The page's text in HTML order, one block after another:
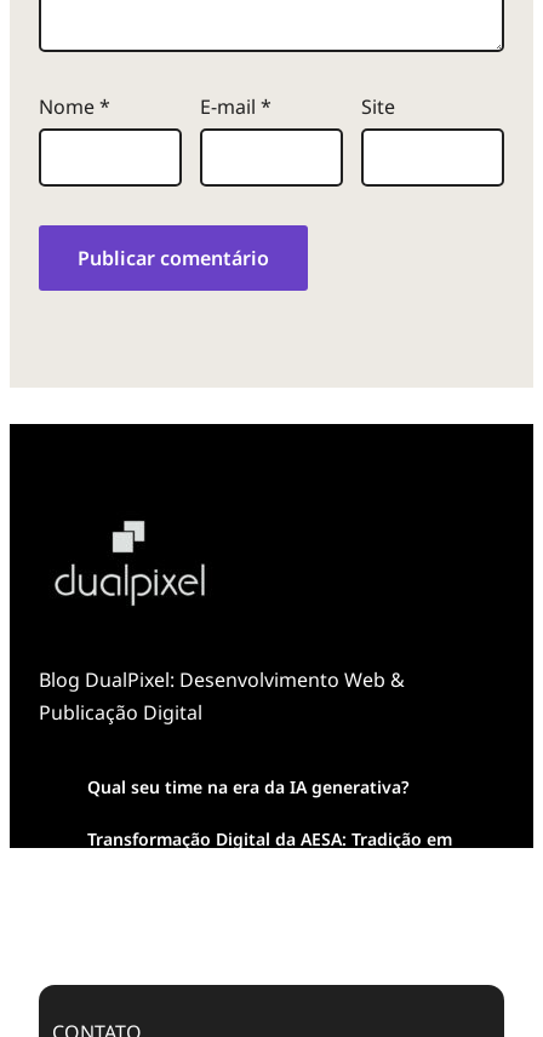
Nome* E-mail * Site
Blog DualPixel: Desenvolvimento Web &
Publicação Digital
Qual seu time na era da IA generativa?
Transformação Digital da AESA: Tradição em